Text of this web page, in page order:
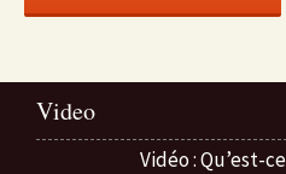
Video
Vidéo : Qu’est-